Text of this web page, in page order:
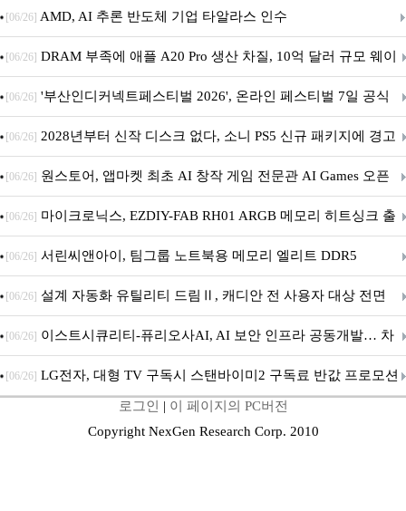
[06/26] AMD, AI 추론 반도체 기업 타알라스 인수
[06/26] DRAM 부족에 애플 A20 Pro 생산 차질, 10억 달러 규모 웨이
퍼 대기
[06/26] '부산인디커넥트페스티벌 2026', 온라인 페스티벌 7일 공식
개막... 22일간 진행
[06/26] 2028년부터 신작 디스크 없다, 소니 PS5 신규 패키지에 경고
문 추가
[06/26] 원스토어, 앱마켓 최초 AI 창작 게임 전문관 AI Games 오픈
[06/26] 마이크로닉스, EZDIY-FAB RH01 ARGB 메모리 히트싱크 출
시
[06/26] 서린씨앤아이, 팀그룹 노트북용 메모리 엘리트 DDR5
5600MHz 16GB 출시
[06/26] 설계 자동화 유틸리티 드림Ⅱ, 캐디안 전 사용자 대상 전면
무상 배포
[06/26] 이스트시큐리티-퓨리오사AI, AI 보안 인프라 공동개발… 차
세대 AI 보안 플랫폼 구축
[06/26] LG전자, 대형 TV 구독시 스탠바이미2 구독료 반값 프로모션
로그인 | 이 페이지의 PC버전
Copyright NexGen Research Corp. 2010